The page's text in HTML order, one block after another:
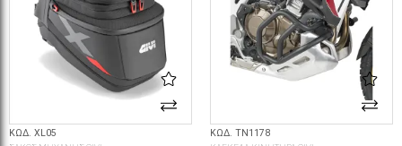
ΚΩΔ. XL05 ΚΩΔ. TN1178